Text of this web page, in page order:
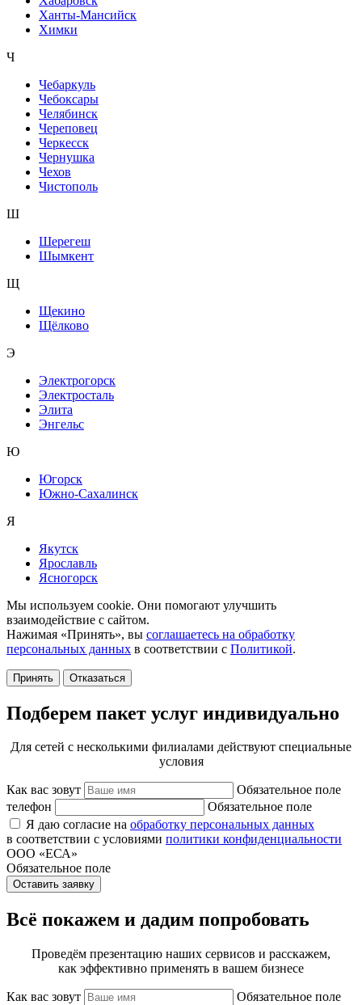
Ханты-Мансийск
Химки
Ч
Чебаркуль
Чебоксары
Челябинск
Череповец
Черкесск
Чернушка
Чехов
Чистополь
Ш
Шерегеш
Шымкент
Щ
Щекино
Щёлково
Э
Электрогорск
Электросталь
Элита
Энгельс
Ю
Югорск
Южно-Сахалинск
Я
Якутск
Ярославль
Ясногорск
Мы используем cookie. Они помогают улучшить
взаимодействие с сайтом.
Нажимая «Принять», вы соглашаетесь на обработку
персональных данных в соответствии с Политикой.
Принять Отказаться
Подберем пакет услуг индивидуально
Для сетей с несколькими филиалами действуют специальные
условия
Как вас зовут
Обязательное поле
телефон
Обязательное поле
Я даю согласие на обработку персональных данных
в соответствии с условиями политики конфиденциальности
ООО «ЕСА»
Обязательное поле
Оставить заявку
Всё покажем и дадим попробовать
Проведём презентацию наших сервисов и расскажем,
как эффективно применять в вашем бизнесе
Как вас зовут
Обязательное поле